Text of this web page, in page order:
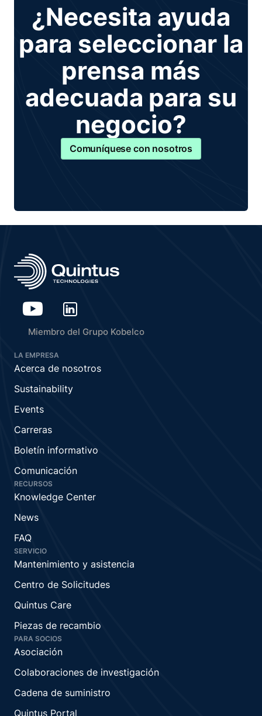
¿Necesita ayuda
para seleccionar la
prensa más
adecuada para su
negocio?
Comuníquese con nosotros
Miembro del Grupo Kobelco
LA EMPRESA
Acerca de nosotros
Sustainability
Events
Carreras
Boletín informativo
Comunicación
RECURSOS
Knowledge Center
News
FAQ
SERVICIO
Mantenimiento y asistencia
Centro de Solicitudes
Quintus Care
Piezas de recambio
PARA SOCIOS
Asociación
Colaboraciones de investigación
Cadena de suministro
Quintus Portal